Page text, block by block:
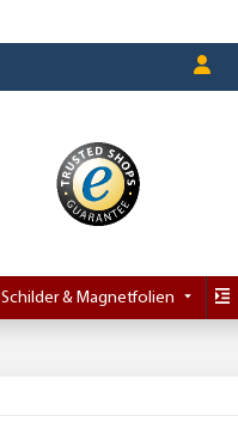
Schilder & Magnetfolien